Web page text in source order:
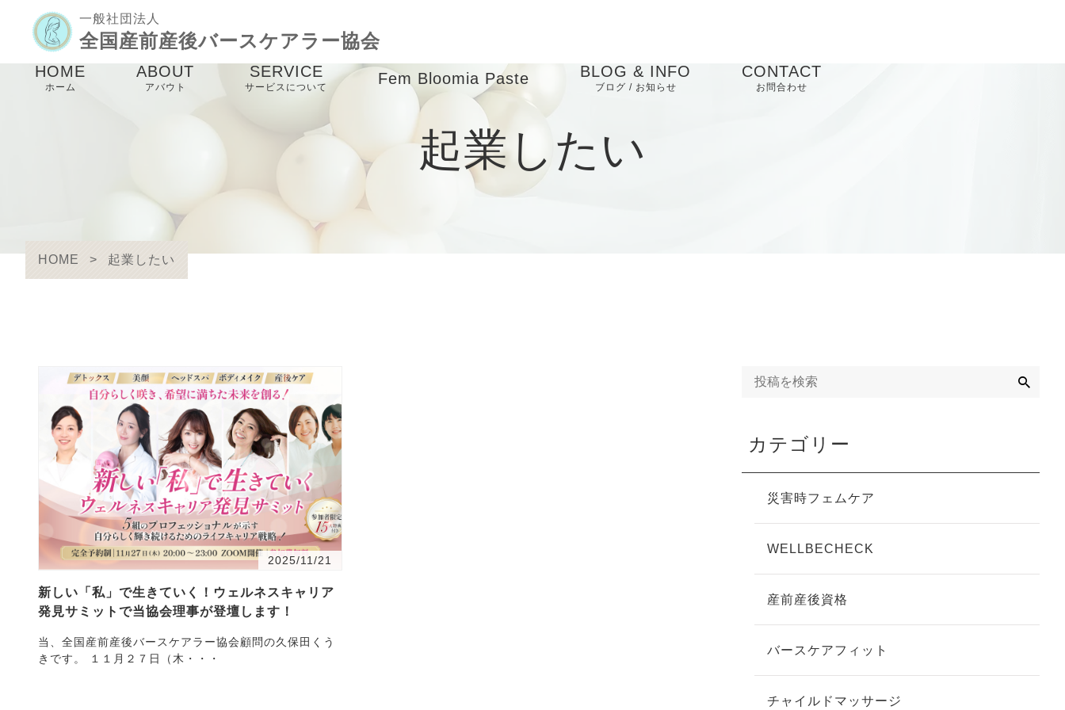
一般社団法人
全国産前産後バースケアラー協会
HOME
ホーム
ABOUT
アバウト
SERVICE
サービスについて
バースケアインストラ
クター養成講座
child massage course
未来のパパママ事業
Fem Bloomia Paste BLOG & INFO
ブログ / お知らせ
ブログ
CONTACT
お問合わせ
起業したい
HOME > 起業したい
2025/11/21
新しい「私」で生きていく！ウェルネスキャリア
発見サミットで当協会理事が登壇します！
当、全国産前産後バースケアラー協会顧問の久保田くう
きです。 １１月２７日（木・・・
カテゴリー
災害時フェムケア
WELLBECHECK
産前産後資格
バースケアフィット
チャイルドマッサージ